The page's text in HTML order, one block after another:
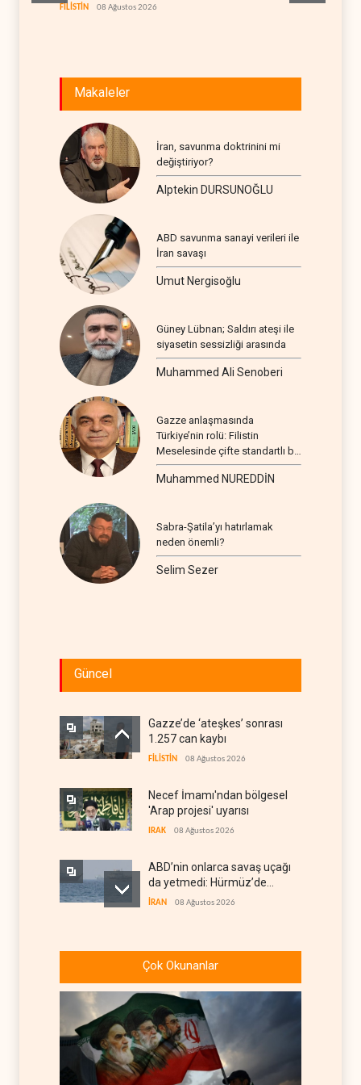
FİLİSTİN 08 Ağustos 2026
Makaleler
İran, savunma doktrinini mi
değiştiriyor?
Alptekin DURSUNOĞLU
ABD savunma sanayi verileri ile
İran savaşı
Umut Nergisoğlu
Güney Lübnan; Saldırı ateşi ile
siyasetin sessizliği arasında
Muhammed Ali Senoberi
Gazze anlaşmasında
Türkiye’nin rolü: Filistin
Meselesinde çifte standartlı bir
seyir
Muhammed NUREDDİN
Sabra-Şatila’yı hatırlamak
neden önemli?
Selim Sezer
Güncel
Gazze’de ‘ateşkes’ sonrası
1.257 can kaybı
FİLİSTİN 08 Ağustos 2026
Necef İmamı'ndan bölgesel
'Arap projesi' uyarısı
IRAK 08 Ağustos 2026
ABD’nin onlarca savaş uçağı
da yetmedi: Hürmüz’de
gemi vuruldu
İRAN 08 Ağustos 2026
savaş sonrası Körfez'e
hazırlıyor
ABD ekonomisinde İran
savaşı nedeniyle 23 bin
istihdam kaybı yaşandı
BATI YARIM KÜRE 08 Ağustos 2026
Çok Okunanlar